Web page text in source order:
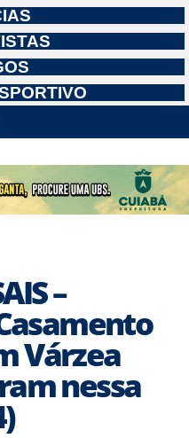
–
Várzea
nessa